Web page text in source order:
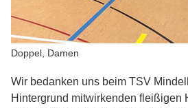
Doppel, Damen
Wir bedanken uns beim TSV
Hintergrund mitwirkenden fleißigen